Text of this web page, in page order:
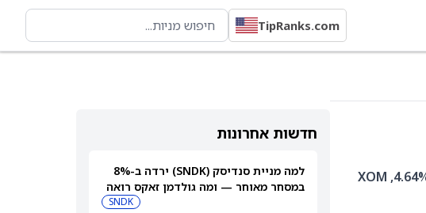
TipRanks.com
TVAL היא קרן סל עם 155 אחזקות. בין האחזקות המובילות: AMZN ב-6.63%, AAPL ב-4.84%, MSFT ב-4.64%, XOM
חדשות אחרונות
למה מניית סנדיסק (SNDK) ירדה ב-8%
במסחר מאוחר — ומה גולדמן זאקס רואה
SNDK